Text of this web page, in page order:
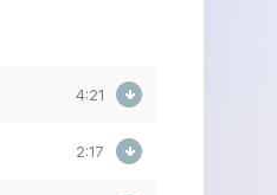
4:21
2:17